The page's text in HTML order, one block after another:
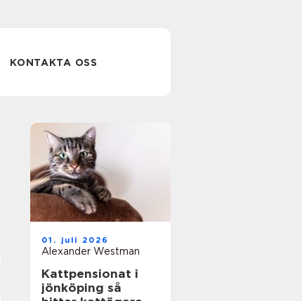
KONTAKTA OSS
01. juli 2026
Alexander Westman
Kattpensionat i
jönköping så